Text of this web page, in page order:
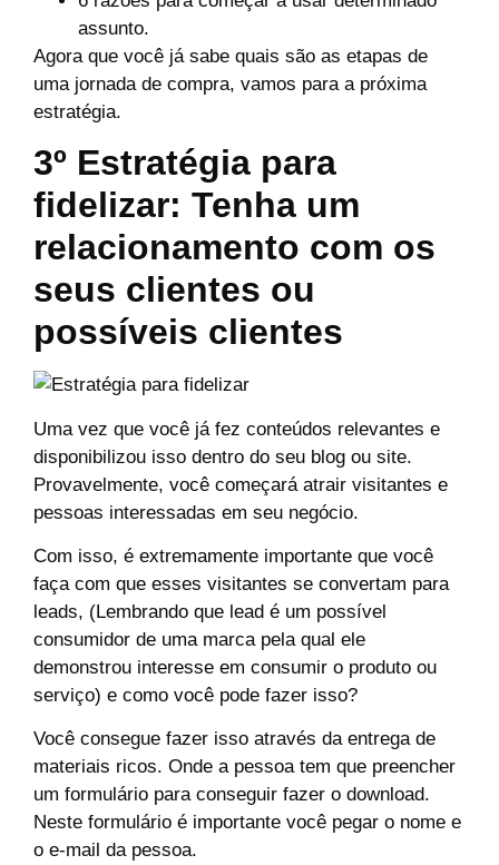
assunto.
Agora que você já sabe quais são as etapas de
uma jornada de compra, vamos para a próxima
estratégia.
3º Estratégia para
fidelizar: Tenha um
relacionamento com os
seus clientes ou
possíveis clientes
Uma vez que você já fez conteúdos relevantes e
disponibilizou isso dentro do seu blog ou site.
Provavelmente, você começará atrair visitantes e
pessoas interessadas em seu negócio.
Com isso, é extremamente importante que você
faça com que esses visitantes se convertam para
leads, (Lembrando que lead é um possível
consumidor de uma marca pela qual ele
demonstrou interesse em consumir o produto ou
serviço) e como você pode fazer isso?
Você consegue fazer isso através da entrega de
materiais ricos. Onde a pessoa tem que preencher
um formulário para conseguir fazer o download.
Neste formulário é importante você pegar o nome e
o e-mail da pessoa.